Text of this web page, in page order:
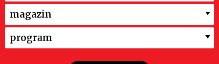
magazin
program